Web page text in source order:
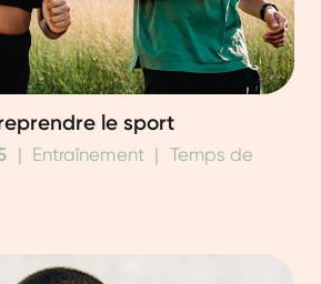
le sport
| Entraînement | Temps de